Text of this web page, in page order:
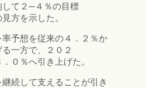
して２─４％の目標
方を示した。
予想を従来の４．２％か
一方で、２０２
０％へ引き上げた。
続して支えることが引き